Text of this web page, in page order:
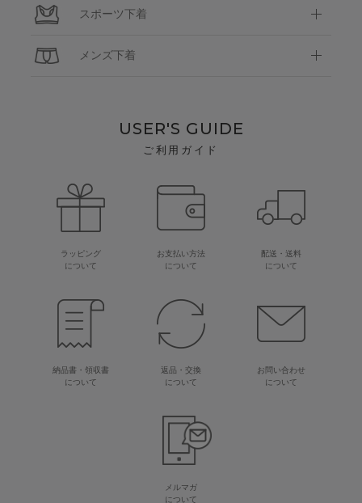
スポーツ下着
メンズ下着
USER'S GUIDE
ご利用ガイド
ラッピング
について
お支払い方法
について
配送・送料
について
納品書・領収書
について
返品・交換
について
お問い合わせ
について
メルマガ
について